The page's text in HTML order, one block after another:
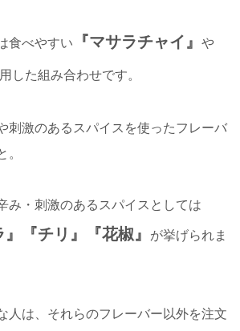
食べやすい 『マサラチャイ』 や
した組み合わせです。
刺激のあるスパイスを使ったフレーバ
。
み・刺激のあるスパイスとしては
』『チリ』『花椒』
が挙げられま
人は、それらのフレーバー以外を注文